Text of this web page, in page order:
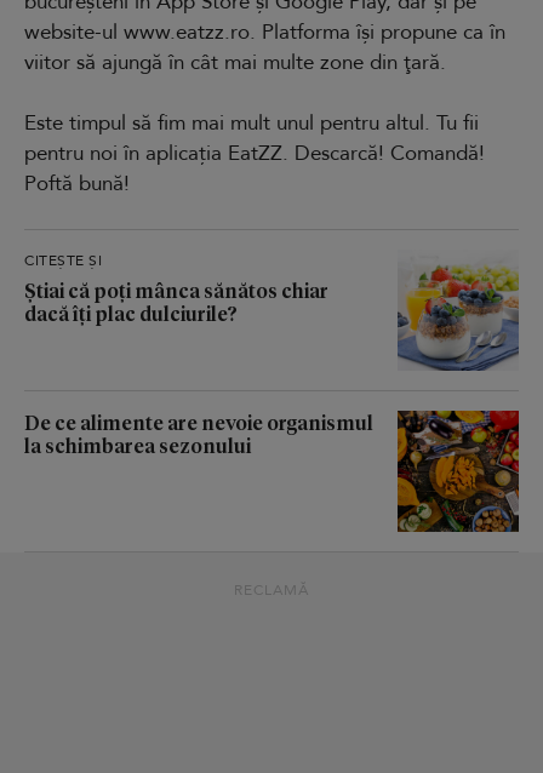
website-ul www.eatzz.ro. Platforma îşi propune ca în
viitor să ajungă în cât mai multe zone din ţară.
Este timpul să fim mai mult unul pentru altul. Tu fii
pentru noi în aplicația EatZZ. Descarcă! Comandă!
Poftă bună!
CITEȘTE ȘI
Știai că poți mânca sănătos chiar
dacă îți plac dulciurile?
De ce alimente are nevoie organismul
la schimbarea sezonului
RECLAMĂ